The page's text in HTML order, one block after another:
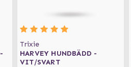
Trixie
HARVEY HUNDBÄDD -
VIT/SVART